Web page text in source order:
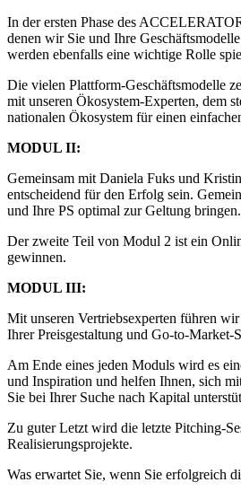
In der ersten Phase des
denen wir Sie und Ihre
werden ebenfalls eine wichtige Rolle
Die vielen Plattform-Geschäftsmodelle
mit unseren Ökosystem-Experten, dem
nationalen Ökosystem für einen
MODUL II:
Gemeinsam mit Daniela Fuks und
entscheidend für den Erfolg sein.
und Ihre PS optimal zur Geltung bringen.
Der zweite Teil von Modul 2 ist ein
gewinnen.
MODUL III:
Mit unseren Vertriebsexperten führen
Ihrer Preisgestaltung und Go-to-Market-
Am Ende eines jeden Moduls wird es
und Inspiration und helfen Ihnen, sich
Sie bei Ihrer Suche nach Kapital
Zu guter Letzt wird die letzte Pitching-
Realisierungsprojekte.
Was erwartet Sie, wenn Sie erfolgreich